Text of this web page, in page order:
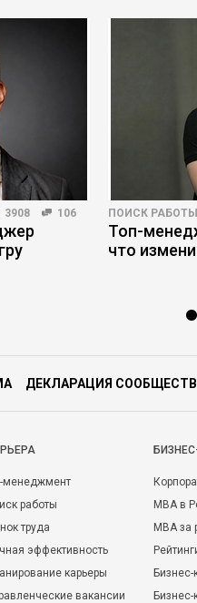
3908 106 ПОИСК РАБОТЫ
Топ-
что
ДЕКЛАРАЦИЯ
менеджмент
работы
труда
эффективность
карьеры
вакансии
MBA в
MBA
Бизнес-